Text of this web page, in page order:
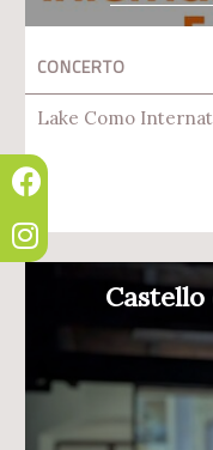
CONCERTO
Lake Como